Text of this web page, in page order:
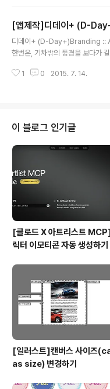
개의 삼각형(왕관)과 세 개의 원(
심볼을 바탕으로, 곡선이 없는 직
글자(NAMUGUNG)로 간결함을
아있는'느낌을 주었으며, 후에 제작
[앱제작]디데이+ (D-
디데이+ (D-Day+)Branding
한번은, 기차밖의 풍경을 보다가
들어 오던지.. 한 참 디데이+를 위
볼 수 있습니다) ● 주, 월, 년 단위
us Soft 입사한지 3년 - 우리 아
은 2015년 27주차 - 디데이에 맞
요. ● 음력기능 제공 (생일, 제사
으로 일정을 챙겨보세요. - 음력 기
1 0 2015. 7. 14.
이 블로그 인기글
[클로드 X 아트리스트
릭터 이모티콘 자동 생성하기
[일러스트]캔버스 사이즈
as size) 변경하기